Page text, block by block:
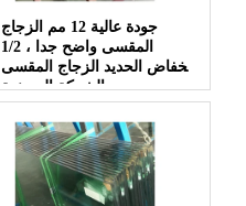
جودة عالية 12 مم الزجاج
المقسى واضح جدا ، 1/2
انخفاض الحديد الزجاج المقسى
الشركة المصنعة